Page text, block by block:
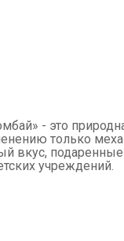
- это
только
вкус,
учреждений.